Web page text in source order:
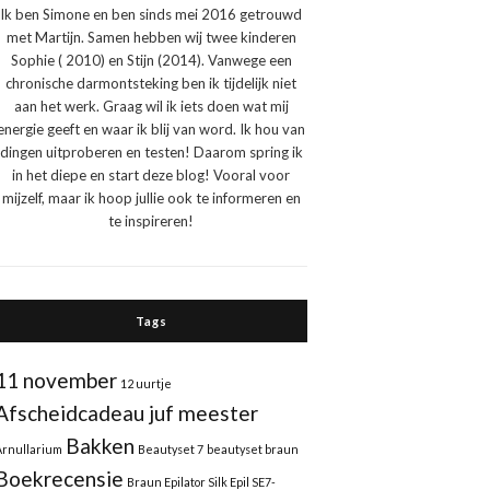
Ik ben Simone en ben sinds mei 2016 getrouwd
met Martijn. Samen hebben wij twee kinderen
Sophie ( 2010) en Stijn (2014). Vanwege een
chronische darmontsteking ben ik tijdelijk niet
aan het werk. Graag wil ik iets doen wat mij
geeft en waar ik blij van word. Ik hou van
dingen uitproberen en testen! Daarom spring ik
in het diepe en start deze blog! Vooral voor
mijzelf, maar ik hoop jullie ook te informeren en
te inspireren!
Tags
november 12 uurtje
juf meester
Bakken Beautyset 7 beautyset braun
Braun Epilator Silk Epil SE7-